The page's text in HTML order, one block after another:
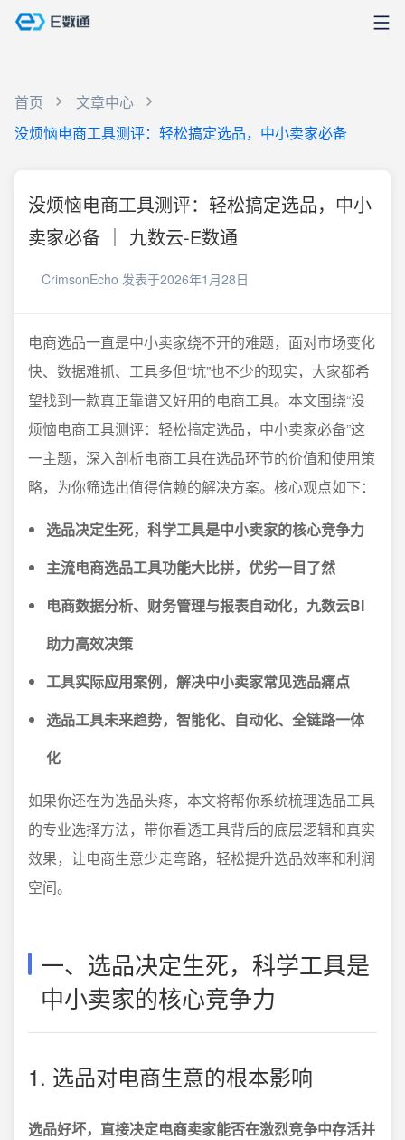
首页
文章中心
没烦恼电商工具测评：轻松搞定选品，中小卖家必备
没烦恼电商工具测评：轻松搞定选品，中小
卖家必备 ｜ 九数云-E数通
CrimsonEcho 发表于2026年1月28日
电商选品一直是中小卖家绕不开的难题，面对市场变化
快、数据难抓、工具多但“坑”也不少的现实，大家都希
望找到一款真正靠谱又好用的电商工具。本文围绕“没
烦恼电商工具测评：轻松搞定选品，中小卖家必备”这
一主题，深入剖析电商工具在选品环节的价值和使用策
略，为你筛选出值得信赖的解决方案。核心观点如下：
选品决定生死，科学工具是中小卖家的核心竞争力
主流电商选品工具功能大比拼，优劣一目了然
电商数据分析、财务管理与报表自动化，九数云BI
助力高效决策
工具实际应用案例，解决中小卖家常见选品痛点
选品工具未来趋势，智能化、自动化、全链路一体
化
如果你还在为选品头疼，本文将帮你系统梳理选品工具
的专业选择方法，带你看透工具背后的底层逻辑和真实
效果，让电商生意少走弯路，轻松提升选品效率和利润
空间。
一、选品决定生死，科学工具是
中小卖家的核心竞争力
1. 选品对电商生意的根本影响
选品好坏，直接决定电商卖家能否在激烈竞争中存活并